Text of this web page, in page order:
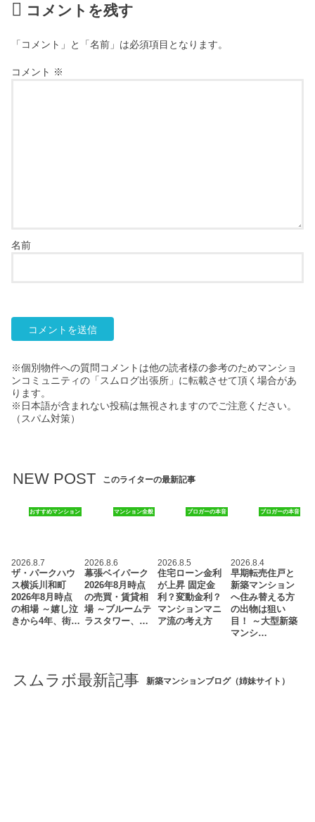
コメントを残す
「コメント」と「名前」は必須項目となります。
コメント ※
名前
※個別物件への質問コメントは他の読者様の参考のためマンショ
ンコミュニティの「スムログ出張所」に転載させて頂く場合があ
ります。
※日本語が含まれない投稿は無視されますのでご注意ください。
（スパム対策）
NEW POST このライターの最新記事
おすすめマンション
2026.8.7
ザ・パークハウ
ス横浜川和町
2026年8月時点
の相場 ～嬉し泣
きから4年、街…
マンション全般
2026.8.6
幕張ベイパーク
2026年8月時点
の売買・賃貸相
場 ～ブルームテ
ラスタワー、…
ブロガーの本音
2026.8.5
住宅ローン金利
が上昇 固定金
利？変動金利？
マンションマニ
ア流の考え方
ブロガーの本音
2026.8.4
早期転売住戸と
新築マンション
へ住み替える方
の出物は狙い
目！ ～大型新築
マンシ…
スムラボ最新記事 新築マンションブログ（姉妹サイト）